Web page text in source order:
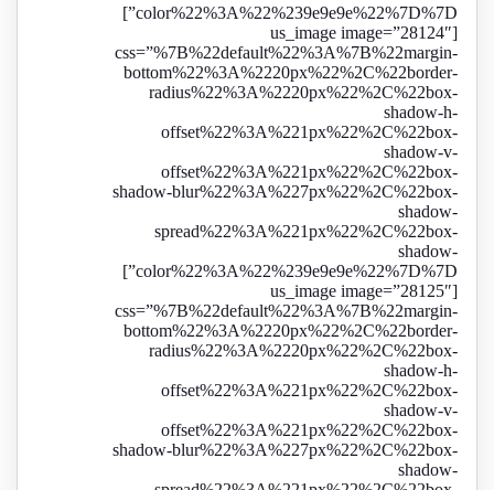
color%22%3A%22%239e9e9e%22%7D%7D”]
[us_image image=”28124″
css=”%7B%22default%22%3A%7B%22margin-
bottom%22%3A%2220px%22%2C%22border-
radius%22%3A%2220px%22%2C%22box-
shadow-h-
offset%22%3A%221px%22%2C%22box-
shadow-v-
offset%22%3A%221px%22%2C%22box-
shadow-blur%22%3A%227px%22%2C%22box-
shadow-
spread%22%3A%221px%22%2C%22box-
shadow-
color%22%3A%22%239e9e9e%22%7D%7D”]
[us_image image=”28125″
css=”%7B%22default%22%3A%7B%22margin-
bottom%22%3A%2220px%22%2C%22border-
radius%22%3A%2220px%22%2C%22box-
shadow-h-
offset%22%3A%221px%22%2C%22box-
shadow-v-
offset%22%3A%221px%22%2C%22box-
shadow-blur%22%3A%227px%22%2C%22box-
shadow-